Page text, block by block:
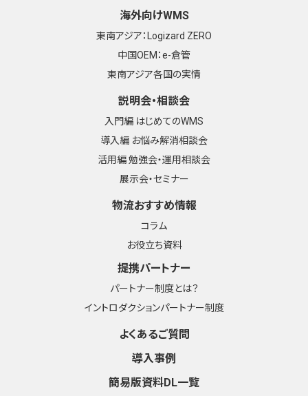
海外向けWMS
東南アジア：Logizard ZERO
中国OEM：e-倉管
東南アジア各国の実情
説明会・相談会
入門編 はじめてのWMS
導入編 お悩み解消相談会
活用編 勉強会・運用相談会
展示会・セミナー
物流おすすめ情報
コラム
お役立ち資料
提携パートナー
パートナー制度とは？
イントロダクションパートナー制度
よくあるご質問
導入事例
簡易版資料DL一覧